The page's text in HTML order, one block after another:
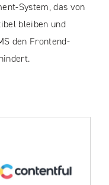
System, das von
bleiben und
den Frontend-